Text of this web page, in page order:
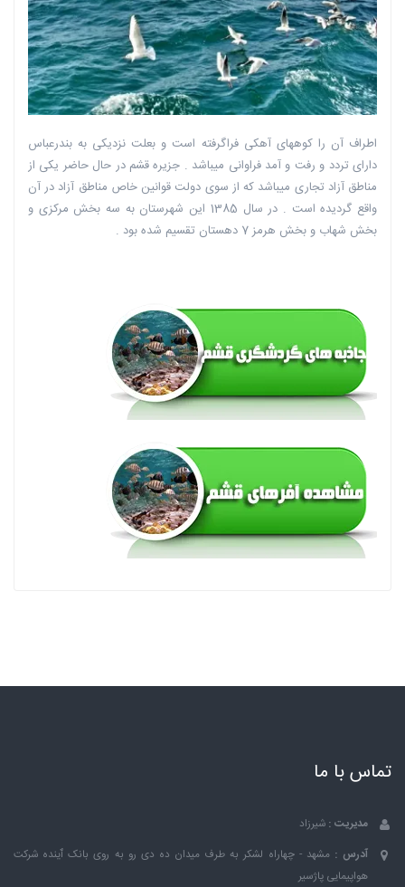
اطراف آن را کوههای آهکی فراگرفته است و بعلت نزدیکی به بندرعباس
دارای تردد و رفت و آمد فراوانی میباشد . جزیره قشم در حال حاضر یکی از
مناطق آزاد تجاری میباشد که از سوی دولت قوانین خاص مناطق آزاد در آن
واقع گردیده است . در سال 1385 این شهرستان به سه بخش مرکزی و
بخش شهاب و بخش هرمز 7 دهستان تقسیم شده بود .
تماس با ما
مدیریت : شیرزاد
آدرس : مشهد - چهاراه لشکر به طرف میدان ده دی رو به روی بانک ٱینده شرکت
هواپیمایی پاژسیر